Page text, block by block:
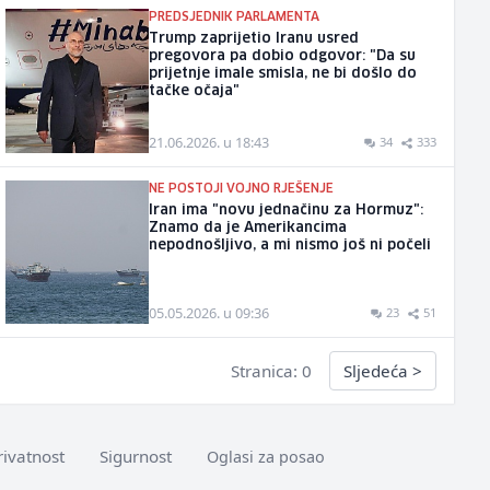
PREDSJEDNIK PARLAMENTA
Trump zaprijetio Iranu usred
pregovora pa dobio odgovor: "Da su
prijetnje imale smisla, ne bi došlo do
tačke očaja"
21.06.2026. u 18:43 34 333
NE POSTOJI VOJNO RJEŠENJE
Iran ima "novu jednačinu za Hormuz":
Znamo da je Amerikancima
nepodnošljivo, a mi nismo još ni počeli
05.05.2026. u 09:36 23 51
Stranica: 0 Sljedeća >
Sigurnost Oglasi za posao